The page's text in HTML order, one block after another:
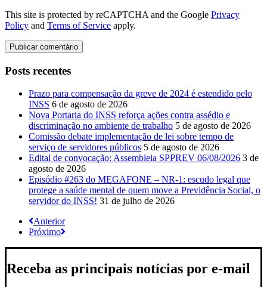
This site is protected by reCAPTCHA and the Google Privacy
Policy and Terms of Service apply.
Posts recentes
Prazo para compensação da greve de 2024 é estendido pelo
INSS 6 de agosto de 2026
Nova Portaria do INSS reforça ações contra assédio e
discriminação no ambiente de trabalho 5 de agosto de 2026
Comissão debate implementação de lei sobre tempo de
serviço de servidores públicos 5 de agosto de 2026
Edital de convocação: Assembleia SPPREV 06/08/2026 3 de
agosto de 2026
Episódio #263 do MEGAFONE – NR-1: escudo legal que
protege a saúde mental de quem move a Previdência Social, o
servidor do INSS! 31 de julho de 2026
Anterior
Próximo
Receba as principais notícias por e-mail